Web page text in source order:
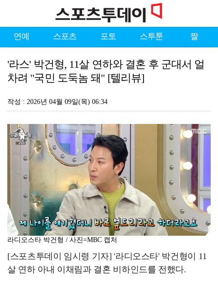
연예 스포츠 포토 스투툰 짤
'라스' 박건형, 11살 연하와 결혼 후 군대서 얼
차려 "국민 도둑놈 돼" [텔리뷰]
작성 : 2026년 04월 09일(목) 06:34
라디오스타 박건형 / 사진=MBC 캡처
[스포츠투데이 임시령 기자] '라디오스타' 박건형이 11
살 연하 아내 이채림과 결혼 비하인드를 전했다.